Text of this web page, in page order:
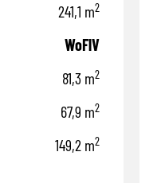
241,1 m2
WoFlV
81,3 m2
67,9 m2
149,2 m2